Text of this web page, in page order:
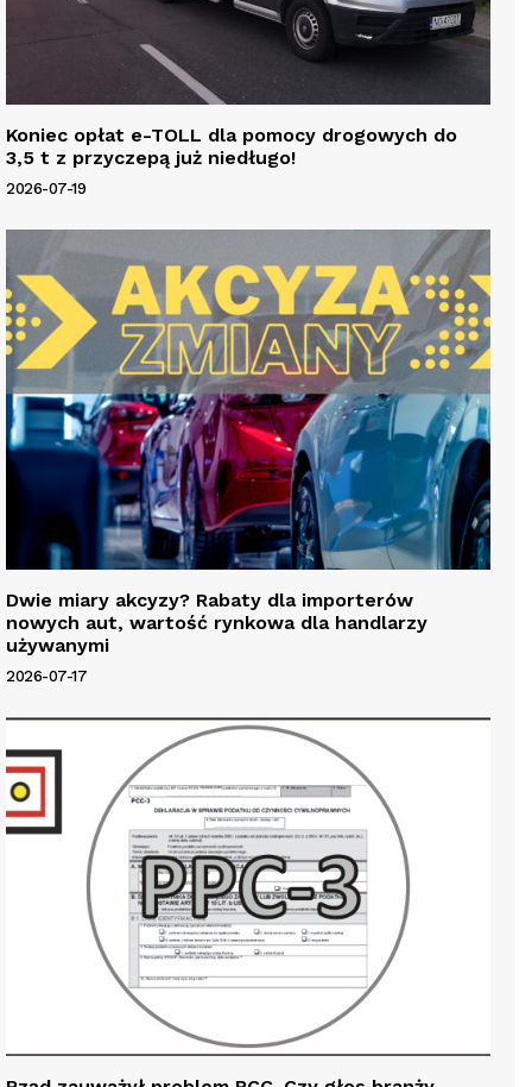
Koniec opłat e-TOLL dla pomocy drogowych do
3,5 t z przyczepą już niedługo!
2026-07-19
Dwie miary akcyzy? Rabaty dla importerów
nowych aut, wartość rynkowa dla handlarzy
używanymi
2026-07-17